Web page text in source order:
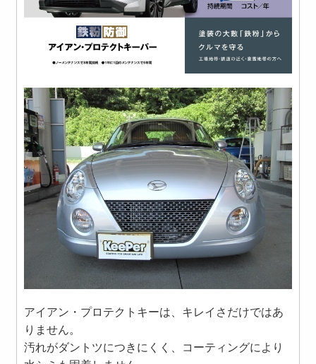
アイアン・プロテクトキーは、キレイさだけではあ
りません。
汚れがダントツにつきにくく、コーティングにより